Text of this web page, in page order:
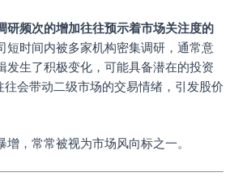
研频次的增加往往预示着市场关注度的
短时间内被多家机构密集调研，通常意
发生了积极变化，可能具备潜在的投资
往会带动二级市场的交易情绪，引发股价
，常常被视为市场风向标之一。